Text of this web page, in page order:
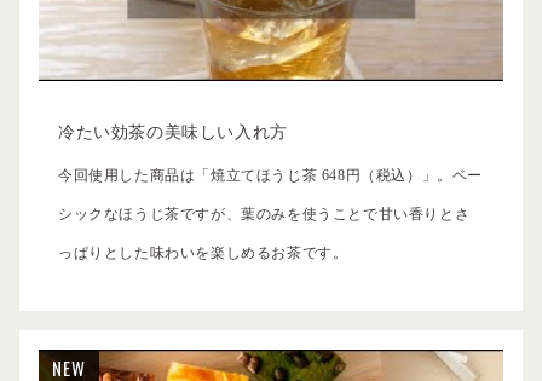
冷たい効茶の美味しい入れ方
今回使用した商品は「焼立てほうじ茶 648円（税込）」。ベー
シックなほうじ茶ですが、葉のみを使うことで甘い香りとさ
っぱりとした味わいを楽しめるお茶です。
NEW